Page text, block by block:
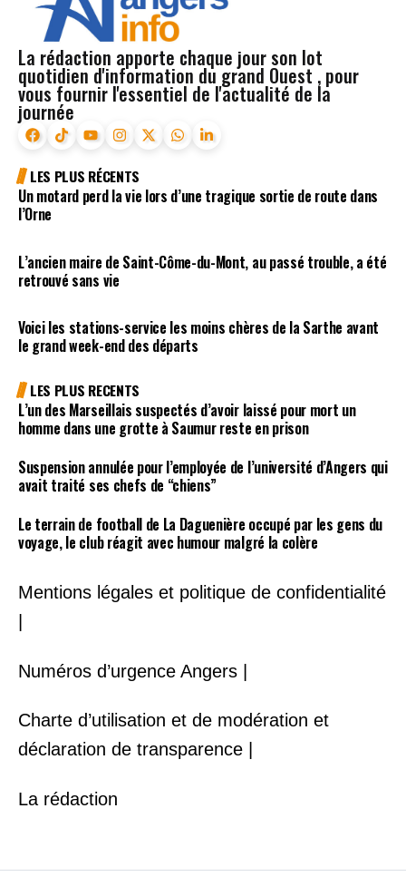
La rédaction apporte chaque jour son lot
quotidien d'information du grand Ouest , pour
vous fournir l'essentiel de l'actualité de la
journée
LES PLUS RÉCENTS
Un motard perd la vie lors d’une tragique sortie de route dans
l’Orne
L’ancien maire de Saint-Côme-du-Mont, au passé trouble, a été
retrouvé sans vie
Voici les stations-service les moins chères de la Sarthe avant
le grand week-end des départs
LES PLUS RECENTS
L’un des Marseillais suspectés d’avoir laissé pour mort un
homme dans une grotte à Saumur reste en prison
Suspension annulée pour l’employée de l’université d’Angers qui
avait traité ses chefs de “chiens”
Le terrain de football de La Daguenière occupé par les gens du
voyage, le club réagit avec humour malgré la colère
Mentions légales et politique de confidentialité
Numéros d’urgence Angers |
Charte d’utilisation et de modération et
déclaration de transparence |
La rédaction